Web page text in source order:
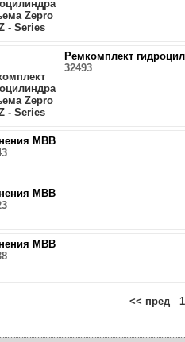
Ремкомплект
32493
MBB
MBB
MBB
<< пред 1